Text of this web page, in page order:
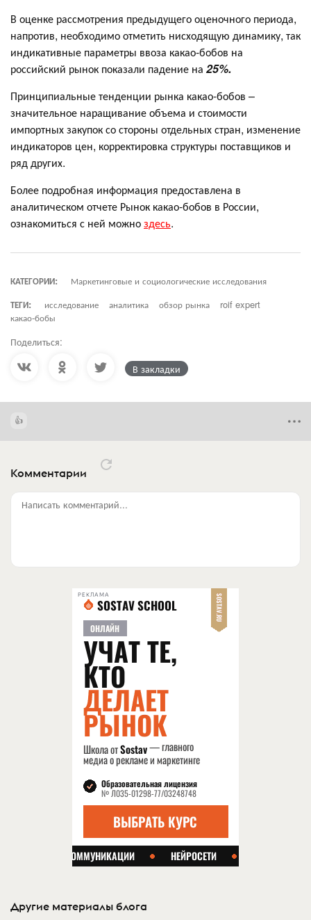
В оценке рассмотрения предыдущего оценочного периода,
напротив, необходимо отметить нисходящую динамику, так
индикативные параметры ввоза какао-бобов на
российский рынок показали падение на 25%.
Принципиальные тенденции рынка какао-бобов –
значительное наращивание объема и стоимости
импортных закупок со стороны отдельных стран, изменение
индикаторов цен, корректировка структуры поставщиков и
ряд других.
Более подробная информация предоставлена в
аналитическом отчете Рынок какао-бобов в России,
ознакомиться с ней можноздесь.
КАТЕГОРИИ:
Маркетинговые и социологические исследования
ТЕГИ:
исследование аналитика обзор рынка
roif expert
какао-бобы
Поделиться:
В закладки
Комментарии
Написать комментарий...
РЕКЛАМА
Другие материалы блога